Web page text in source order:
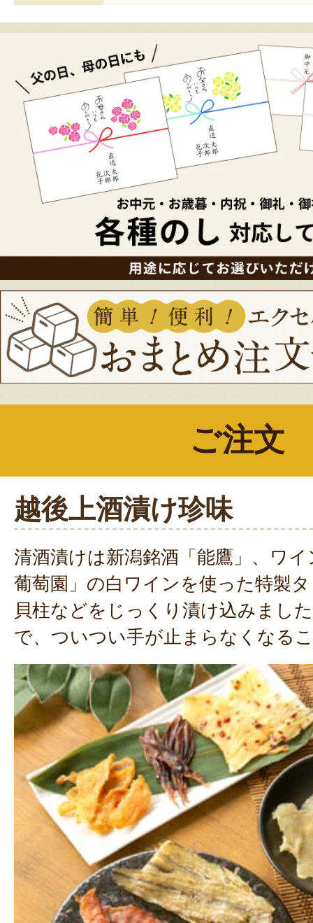
ご注文
越後上酒漬け珍味
清酒漬けは新潟銘酒「能鷹」、ワ
葡萄園」の白ワインを使った特製
貝柱などをじっくり漬け込みまし
で、ついつい手が止まらなくなる